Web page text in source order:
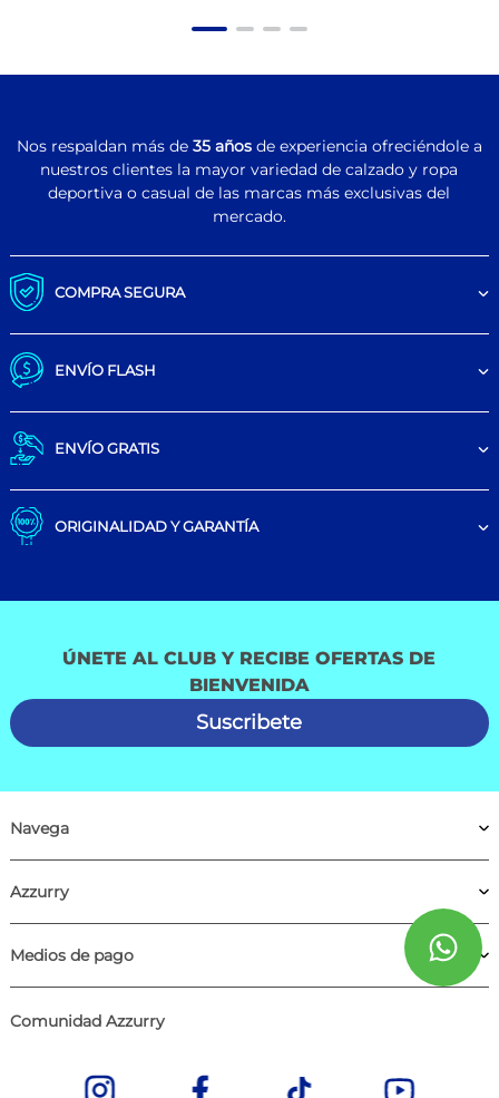
Nos respaldan más de 35 añosde experiencia ofreciéndole a
nuestros clientes la mayor variedad de calzado y ropa
deportiva o casual de las marcas más exclusivas del
mercado.
COMPRA SEGURA
ENVÍO FLASH
ENVÍO GRATIS
ORIGINALIDAD Y GARANTÍA
ÚNETE AL CLUB Y RECIBE OFERTAS DE
BIENVENIDA
Suscribete
Navega
Azzurry
Medios de pago
Comunidad Azzurry